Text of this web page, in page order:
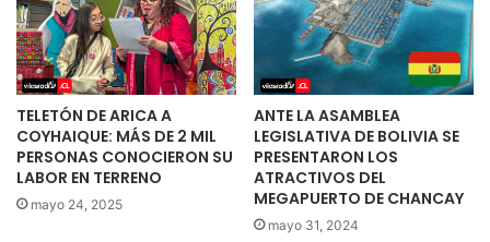
TELETÓN DE ARICA A
COYHAIQUE: MÁS DE 2 MIL
PERSONAS CONOCIERON SU
LABOR EN TERRENO
mayo 24, 2025
ANTE LA ASAMBLEA
LEGISLATIVA DE BOLIVIA SE
PRESENTARON LOS
ATRACTIVOS DEL
MEGAPUERTO DE CHANCAY
mayo 31, 2024